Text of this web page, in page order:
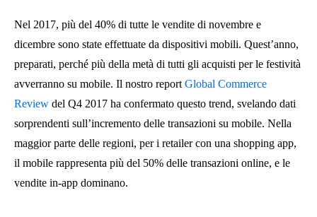
Nel 2017, più del 40% di tutte le vendite di novembre e
dicembre sono state effettuate da dispositivi mobili. Quest’anno,
preparati, perché più della metà di tutti gli acquisti per le festività
avverranno su mobile. Il nostro report Global Commerce
Review del Q4 2017 ha confermato questo trend, svelando dati
sorprendenti sull’incremento delle transazioni su mobile. Nella
maggior parte delle regioni, per i retailer con una shopping app,
il mobile rappresenta più del 50% delle transazioni online, e le
vendite in-app dominano.